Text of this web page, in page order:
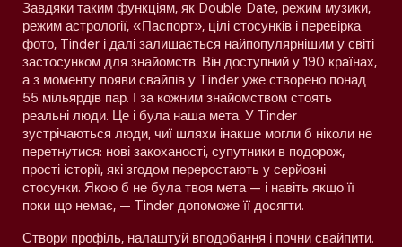
Завдяки таким функціям, як Double Date, режим музики,
режим астрології, «Паспорт», цілі стосунків і перевірка
фото, Tinder і далі залишається найпопулярнішим у світі
застосунком для знайомств. Він доступний у 190 країнах,
а з моменту появи свайпів у Tinder уже створено понад
55 мільярдів пар. І за кожним знайомством стоять
реальні люди. Це і була наша мета. У Tinder
зустрічаються люди, чиї шляхи інакше могли б ніколи не
перетнутися: нові закоханості, супутники в подорож,
прості історії, які згодом переростають у серйозні
стосунки. Якою б не була твоя мета — і навіть якщо її
поки що немає, — Tinder допоможе її досягти.
Створи профіль, налаштуй вподобання і почни свайпити.